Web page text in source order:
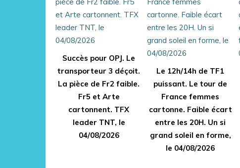
Succès pour OPJ. Le
transporteur 3 déçoit.
La pièce de Fr2 faible.
Fr5 et Arte
cartonnent. TFX
leader TNT, le
04/08/2026
Le 12h/14h de TF1
puissant. Le tour de
France femmes
cartonne. Faible écart
entre les 20H. Un si
grand soleil en forme,
le 04/08/2026